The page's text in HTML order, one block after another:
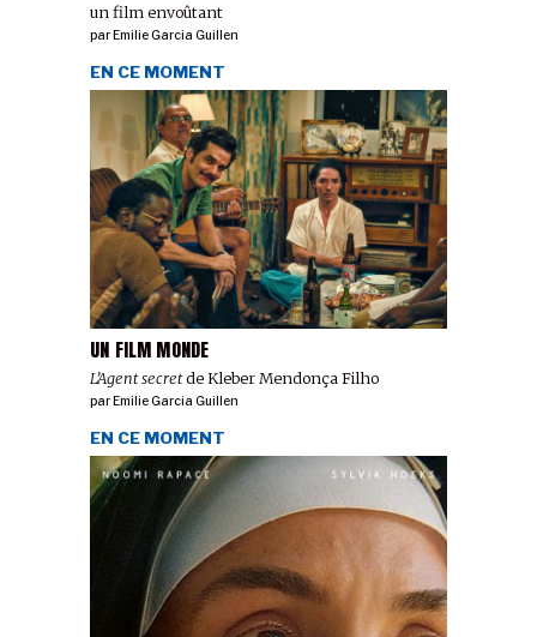
un film envoûtant
par Emilie Garcia Guillen
UN FILM MONDE
L’Agent secretde Kleber Mendonça Filho
EN CE MOMENT
parEmilie Garcia Guillen
EN CE MOMENT